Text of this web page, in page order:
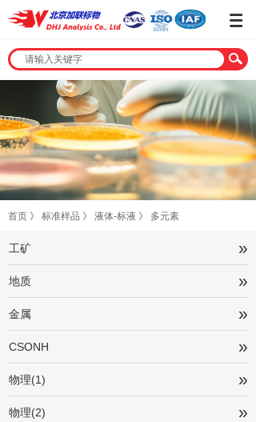
首页 》 标准样品 》 液体-标液 》 多元素
工矿 »
地质 »
金属 »
CSONH »
物理(1) »
物理(2) »